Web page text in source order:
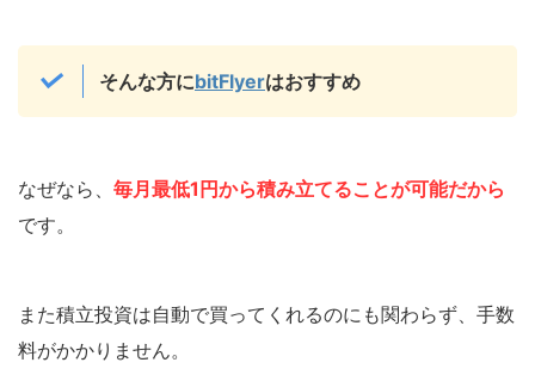
そんな方にbitFlyerはおすすめ
なぜなら、 毎月最低1円から積み立てることが可能だから
です。
また積立投資は自動で買ってくれるのにも関わらず、 手数
料がかかりません。